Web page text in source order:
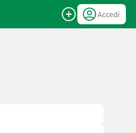
Accedi